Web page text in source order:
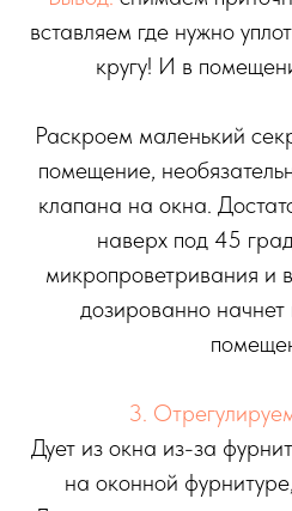
вставляем где нужно
кругу! И в
Раскроем маленький
помещение,
клапана на окна.
наверх под 45
микропроветривания и
дозированно начнет
3.
Дует из окна из-за
на оконной